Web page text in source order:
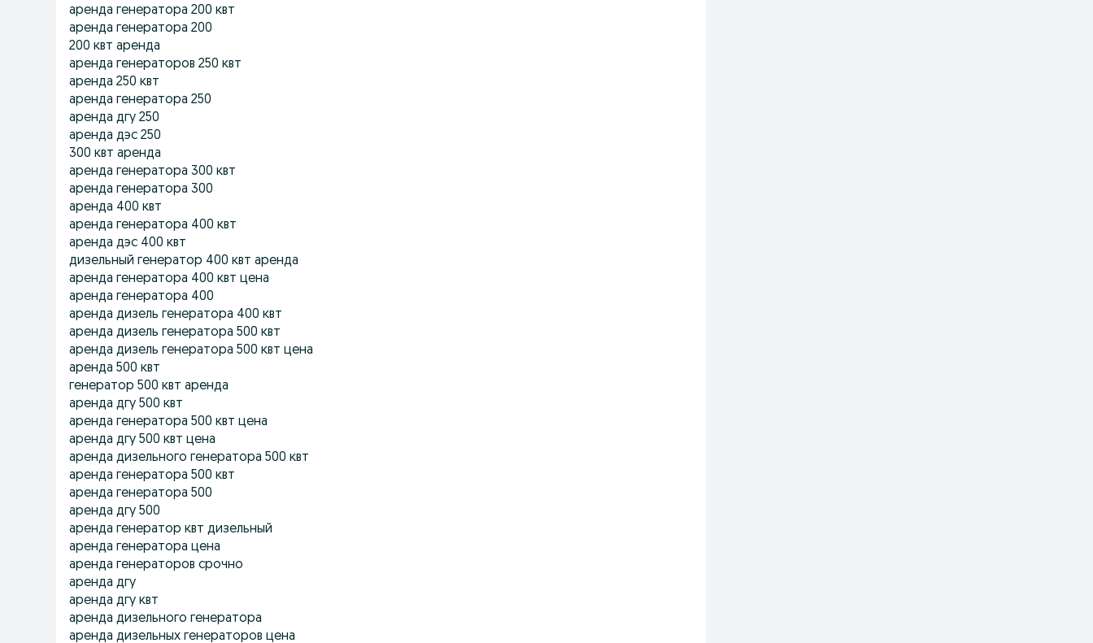
аренда генератора 200 квт
аренда генератора 200
200 квт аренда
аренда генераторов 250 квт
аренда 250 квт
аренда генератора 250
аренда дгу 250
аренда дэс 250
300 квт аренда
аренда генератора 300 квт
аренда генератора 300
аренда 400 квт
аренда генератора 400 квт
аренда дэс 400 квт
дизельный генератор 400 квт аренда
аренда генератора 400 квт цена
аренда генератора 400
аренда дизель генератора 400 квт
аренда дизель генератора 500 квт
аренда дизель генератора 500 квт цена
аренда 500 квт
генератор 500 квт аренда
аренда дгу 500 квт
аренда генератора 500 квт цена
аренда дгу 500 квт цена
аренда дизельного генератора 500 квт
аренда генератора 500 квт
аренда генератора 500
аренда дгу 500
аренда генератор квт дизельный
аренда генератора цена
аренда генераторов срочно
аренда дгу
аренда дгу квт
аренда дизельного генератора
аренда дизельных генераторов цена